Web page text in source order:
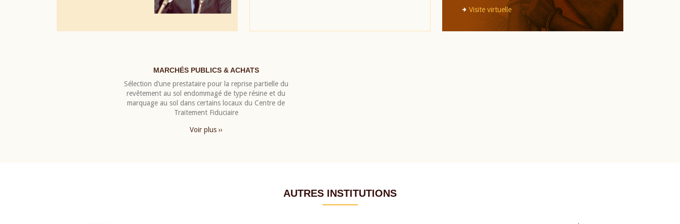
Visite virtuelle
MARCHÉS PUBLICS & ACHATS
Sélection d’une prestataire pour la reprise partielle du
revêtement au sol endommagé de type résine et du
marquage au sol dans certains locaux du Centre de
Traitement Fiduciaire
Voir plus ››
AUTRES INSTITUTIONS